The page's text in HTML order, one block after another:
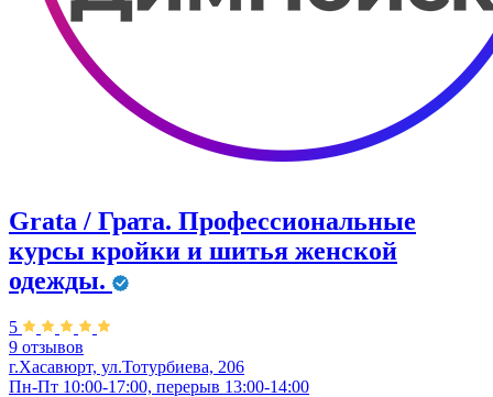
Grata / Грата. Профессиональные
курсы кройки и шитья женской
одежды.
5
9 отзывов
г.Хасавюрт, ул.Тотурбиева, 206
Пн-Пт 10:00-17:00, перерыв 13:00-14:00